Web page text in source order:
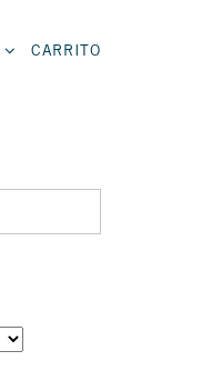
CARRITO